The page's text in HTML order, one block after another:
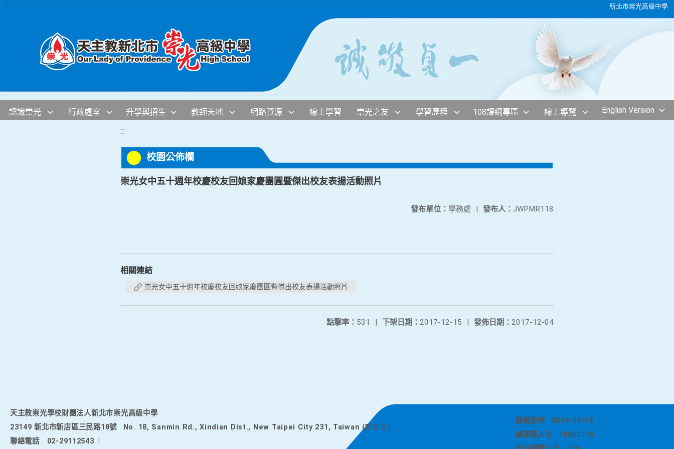
新北市崇光高級中學
認識崇光 行政處室 升學與招生 教師天地 網路資源 線上學習 崇光之友 學習歷程 108課綱專區 線上導覽 English Version
:::
校園公佈欄
崇光女中五十週年校慶校友回娘家慶團圓暨傑出校友表揚活動照片
發布人： JWPMR118
發布單位： 學務處 |
相關連結
崇光女中五十週年校慶校友回娘家慶團圓暨傑出校友表揚活動照片
發佈日期： 2017-12-04
下架日期： 2017-12-15 |
點擊率： 531 |
天主教崇光學校財團法人新北市崇光高級中學
23149 新北市新店區三民路18號
No. 18, Sanmin Rd., Xindian Dist., New Taipei City 231, Taiwan (R.O.C.)
聯絡電話
02-29112543
最後更新
2019-05-15
總瀏覽人次
10363115